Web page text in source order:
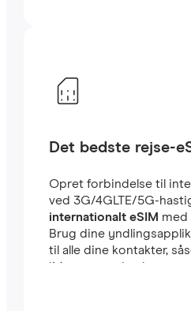
Det bedste rejse-
Opret forbindelse til
ved 3G/4GLTE/5G-
internationalt eSIM med
Brug dine
til alle dine kontakter,
iMessage, uden